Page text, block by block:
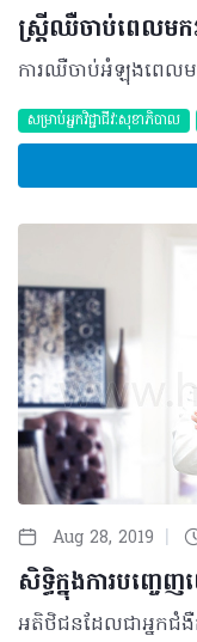
ស្រ្តីឈឺចាប់ពេលមក
សម្រាប់អ្នកវិជ្ជាជីវៈសុខាភិបាល
Aug 28, 2019 |
សិទ្ធិក្នុងការបញ្ច